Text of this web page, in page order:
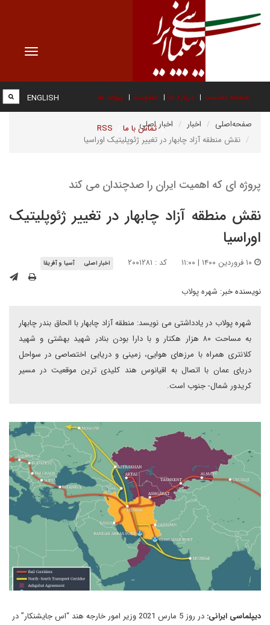
Toggle
صفحه نخست درباره ما عضویت پیوند ها
تماس با ما RSS
ENGLISH
صفحه‌اصلی اخبار
اخبار اصلی
نقش منطقه آزاد چابهار در تغییر ژئوپلیتیک اوراسیا
پروژه ای که اهمیت ایران را صدچندان می کند
نقش منطقه آزاد چابهار در تغییر ژئوپلیتیک
اوراسیا
کد : ۲۰۰۱۲۸۱ اخبار اصلی آسیا و آفریقا
نویسنده خبر: شهره پولاب
شهره پولاب در یادداشتی می نویسد: منطقه آزاد چابهار با الحاق بندر چابهار
به مساحت ۸۰ هزار هکتار و با دارا بودن بنادر شهید بهشتی و شهید
کلانتری همراه با مرزهای هوایی، زمینی و دریایی اختصاصی در سواحل
دریای عمان با اتصال به اقیانوس هند کلیدی ترین موقعیت در مسیر
کریدور شمال- جنوب است.
دیپلماسی ایرانی:
در روز 5 مارس 2021 وزیر امور خارجه هند “اس جایشنکار” در